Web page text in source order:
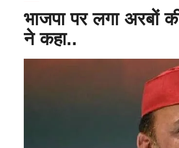
भाजपा पर लगा अरबों
ने कहा..